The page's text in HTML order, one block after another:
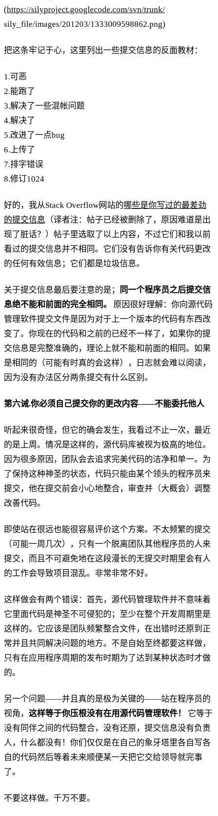
(https://silyproject.googlecode.com/svn/trunk/
sily_file/images/201203/1333009598862.png)
把这条牢记于心，这里列出一些提交信息的反面教材：
1.可恶
2.能跑了
3.解决了一些混帐问题
4.解决了
5.改进了一点bug
6.上传了
7.排字错误
8.修订1024
好的，我从Stack Overflow网站的哪些是你写过的最差劲
的提交信息 （译者注：帖子已经被删除了，原因难道是出
现了脏话？）帖子里选取了以上内容，不过它们和我以前
看过的提交信息并不相同。它们没有告诉你有关代码更改
的任何有效信息；它们都是垃圾信息。
关于提交信息最后要注意的是；
同一个程序员之后提交信
息绝不能和前面的完全相同。
原因很好理解：你向源代码
管理软件提交文件是因为对于上一个版本的代码有东西改
变了。你现在的代码和之前的已经不一样了，如果你的提
交信息是完整准确的，理论上就不能和前面的相同。如果
是相同的（可能有时真的会这样），日志就会难以阅读，
因为没有办法区分两条提交有什么区别。
第六诫.你必须自己提交你的更改内容——不能委托他人
听起来很奇怪，但它的确会发生，我看过不止一次，最近
的是上周。情况是这样的，源代码库被视为极高的地位。
因为很多原因，团队会去追求完美代码的洁净和单一。为
了保持这种神圣的状态，代码只能由某个领头的程序员来
提交，他在提交前会小心地整合，审查并（大概会）调整
改善代码。
即使站在很远也能很容易评价这个方案。不太频繁的提交
（可能一周几次），只有一个脱离团队其他程序员的人来
提交，而且不可避免地在这段漫长的无提交时期里会有人
的工作会导致项目混乱。非常非常不好。
这样做会有两个错误：首先，源代码管理软件并不意味着
它里面代码是神圣不可侵犯的；至少在整个开发周期里是
这样的。它应该是团队频繁整合文件，在出错时还原到正
常并且共同解决问题的地方。不是自始至终都要这样做，
只有在应用程序周期的发布时期为了达到某种状态时才做
的。
另一个问题——并且真的是极为关键的——站在程序员的
视角， 这样等于你压根没有在用源代码管理软件！
它等于
没有同伴之间的代码整合，没有还原，提交信息没有负责
人，什么都没有！你们仅仅是在自己的象牙塔里各自写各
自的代码然后等着未来顺便某一天把它交给领导就完事
了。
不要这样做。千万不要。